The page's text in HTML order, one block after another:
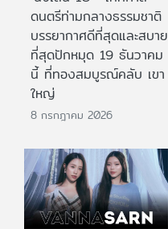
ดนตรีท่ามกลางธรรมชาติ
บรรยากาศดีที่สุดและสบาย
ที่สุดปักหมุด 19 ธันวาคม
นี้ ที่ทองสมบูรณ์คลับ เขา
ใหญ่
8 กรกฎาคม 2026